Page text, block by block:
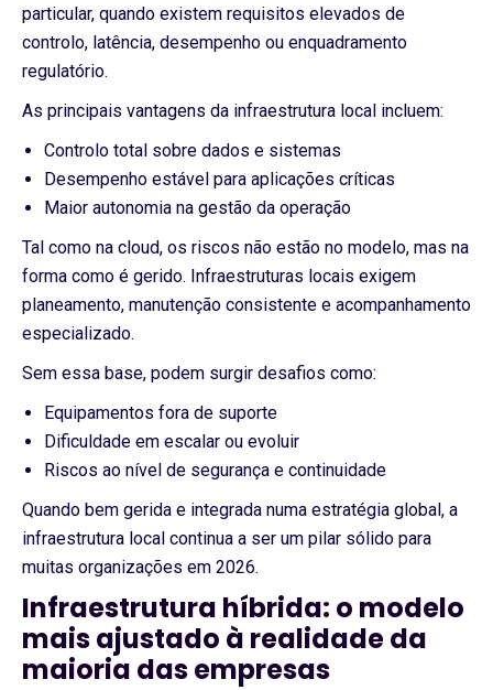
particular, quando existem requisitos elevados de
controlo, latência, desempenho ou enquadramento
regulatório.
As principais vantagens da infraestrutura local incluem:
Controlo total sobre dados e sistemas
Desempenho estável para aplicações críticas
Maior autonomia na gestão da operação
Tal como na cloud, os riscos não estão no modelo, mas na
forma como é gerido. Infraestruturas locais exigem
planeamento, manutenção consistente e acompanhamento
especializado.
Sem essa base, podem surgir desafios como:
Equipamentos fora de suporte
Dificuldade em escalar ou evoluir
Riscos ao nível de segurança e continuidade
Quando bem gerida e integrada numa estratégia global, a
infraestrutura local continua a ser um pilar sólido para
muitas organizações em 2026.
Infraestrutura híbrida: o modelo
mais ajustado à realidade da
maioria das empresas